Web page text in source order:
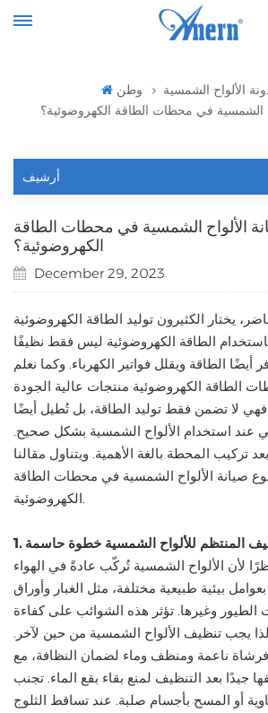
وطن
الألواح الشمسية
الشمسية في محطات الطاقة الكهروضوئية؟
أرشيف
الألواح الشمسية في محطات الطاقة
الكهروضوئية؟
December 29, 2023
يختار الكثيرون توليد الطاقة الكهروضوئية
الطاقة الكهروضوئية ليس فقط نظيفًا
أيضًا الطاقة ويقلل فواتير الكهرباء. وكما نعلم
الطاقة الكهروضوئية منتجات عالية الجودة
لا تضمن فقط توليد الطاقة، بل تُطيل أيضًا
عند استخدام الألواح الشمسية بشكل صحيح.
تركيب المحطة بالغة الأهمية. ويتناول مقالنا
صيانة الألواح الشمسية في محطات الطاقة
الكهروضوئية.
المنتظم للألواح الشمسية خطوة حاسمة
لأن الألواح الشمسية تُركّب عادةً في الهواء
بعوامل بيئية طبيعية مختلفة، مثل الغبار وأوراق
وغيرها. تؤثر هذه الشوائب على كفاءة
يجب تنظيف الألواح الشمسية من حين لآخر.
ناعمة ومنظف وماء لضمان النظافة، مع
جيدًا بعد التنظيف لمنع بقاء بقع الماء. تجنب
أو المسح بأجسام صلبة. عند تساقط الثلوج